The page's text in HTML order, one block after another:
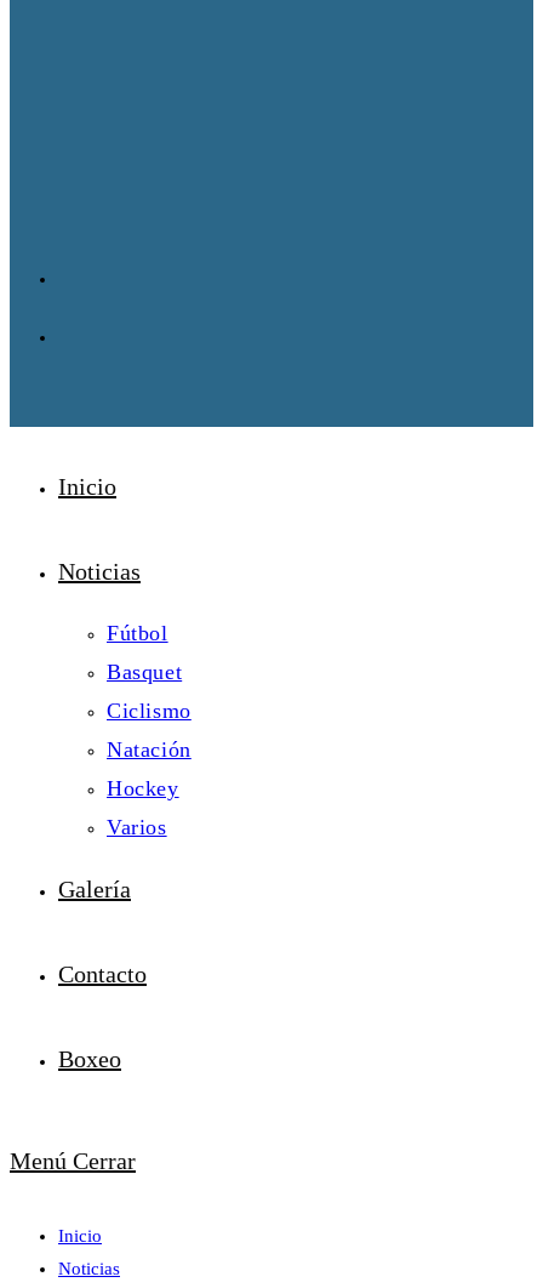
Inicio
Noticias
Fútbol
Basquet
Ciclismo
Natación
Hockey
Varios
Galería
Contacto
Boxeo
Menú Cerrar
Inicio
Noticias